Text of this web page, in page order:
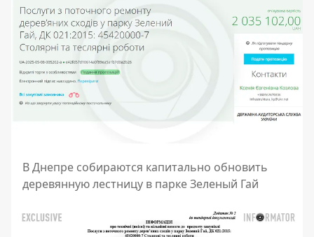
В Днепре собираются капитально обновить
деревянную лестницу в парке Зеленый Гай